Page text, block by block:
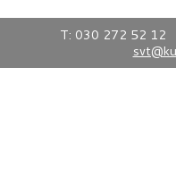
T: 030 272 52